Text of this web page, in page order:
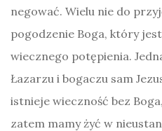
negować. Wielu nie do
pogodzenie Boga, który
wiecznego potępienia.
Łazarzu i bogaczu sam
istnieje wieczność bez
zatem mamy żyć w